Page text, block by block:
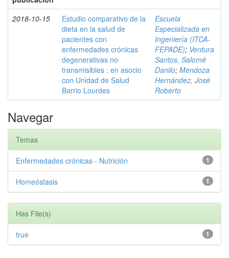
2018-10-15
Estudio comparativo de la
dieta en la salud de
pacientes con
enfermedades crónicas
degenerativas no
transmisibles : en asocio
con Unidad de Salud
Barrio Lourdes
Escuela
Especializada en
Ingeniería (ITCA-
FEPADE); Ventura
Santos, Salomé
Danilo; Mendoza
Hernández, José
Roberto
Navegar
Temas
1
Enfermedades crónicas - Nutrición
1
Homeóstasis
Has File(s)
1
true